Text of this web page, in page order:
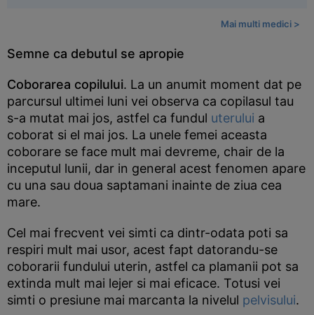
Mai multi medici >
Semne ca debutul se apropie
Coborarea copilului. La un anumit moment dat pe
parcursul ultimei luni vei observa ca copilasul tau
s-a mutat mai jos, astfel ca fundul uterului a
coborat si el mai jos. La unele femei aceasta
coborare se face mult mai devreme, chair de la
inceputul lunii, dar in general acest fenomen apare
cu una sau doua saptamani inainte de ziua cea
mare.
Cel mai frecvent vei simti ca dintr-odata poti sa
respiri mult mai usor, acest fapt datorandu-se
coborarii fundului uterin, astfel ca plamanii pot sa
extinda mult mai lejer si mai eficace. Totusi vei
simti o presiune mai marcanta la nivelul pelvisului.